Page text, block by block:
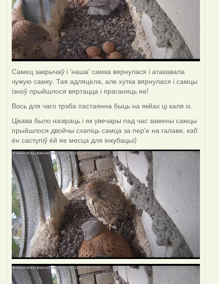
Самец закрычаў і 'наша' самка вярнулася і атакавала
чужую самку. Тая адляцела, але хутка вярнулася і самцы
ізноў прыйшлося вяртацца і праганяць яе!
Вось для чаго трэба пастаянна быць на якйах ці каля іх.
Цікава было назіраць і як увечары пад час замены самцы
прыйшлося двойчы схапіць самца за пер'е на галаве, каб
ён саступіў ёй яе месца для інкубацыі)